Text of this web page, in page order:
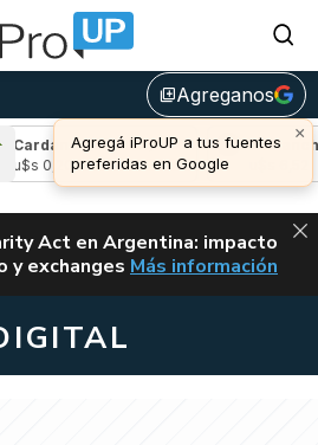
library_addAgreganos
×
Agregá iProUP a tus fuentes
preferidas en Google
(-0,30%)
0,20
Avalanche
u$s 6,52
ALERTA
Act en Argentina: impacto
y exchanges CLARITY ACT EN
Más información